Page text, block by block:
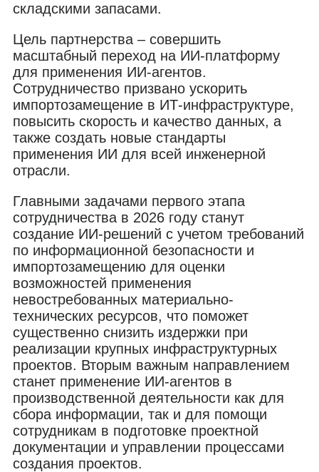
складскими запасами.
Цель партнерства – совершить
масштабный переход на ИИ-платформу
для применения ИИ-агентов.
Сотрудничество призвано ускорить
импортозамещение в ИТ-инфраструктуре,
повысить скорость и качество данных, а
также создать новые стандарты
применения ИИ для всей инженерной
отрасли.
Главными задачами первого этапа
сотрудничества в 2026 году станут
создание ИИ-решений с учетом требований
по информационной безопасности и
импортозамещению для оценки
возможностей применения
невостребованных материально-
технических ресурсов, что поможет
существенно снизить издержки при
реализации крупных инфраструктурных
проектов. Вторым важным направлением
станет применение ИИ-агентов в
производственной деятельности как для
сбора информации, так и для помощи
сотрудникам в подготовке проектной
документации и управлении процессами
создания проектов.